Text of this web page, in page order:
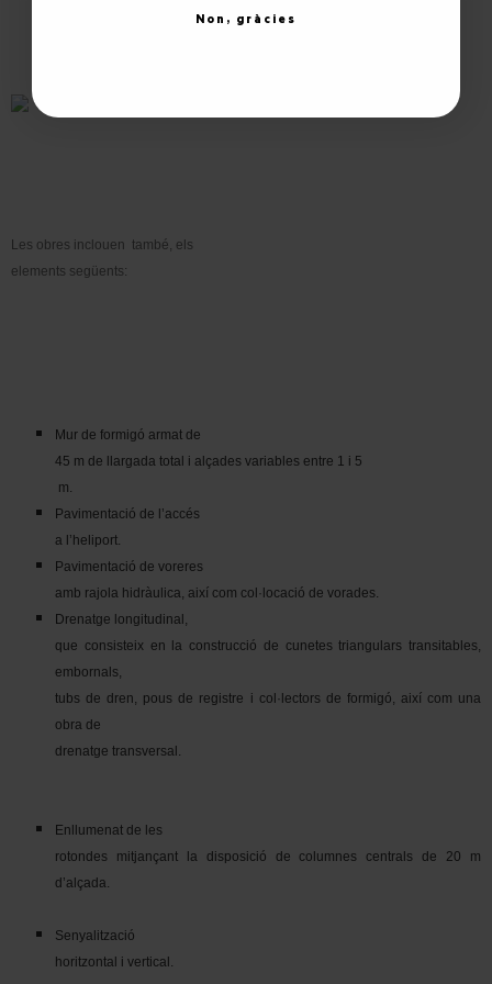
Les obres inclouen també, els
elements següents:
Mur de formigó armat de
45 m de llargada total i alçades variables entre 1 i 5
m.
Pavimentació de l’accés
a l’heliport.
Pavimentació de voreres
amb rajola hidràulica, així com col·locació de vorades.
Drenatge longitudinal,
que consisteix en la construcció de cunetes triangulars transitables,
embornals,
tubs de dren, pous de registre i col·lectors de formigó, així com una
obra de
drenatge transversal.
Enllumenat de les
rotondes mitjançant la disposició de columnes centrals de 20 m
d’alçada.
Senyalització
horitzontal i vertical.
Non, gràcies